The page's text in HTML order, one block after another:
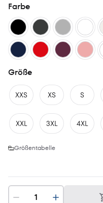
Farbe
Größe
XXS XS S
XXL 3XL 4XL
Größentabelle